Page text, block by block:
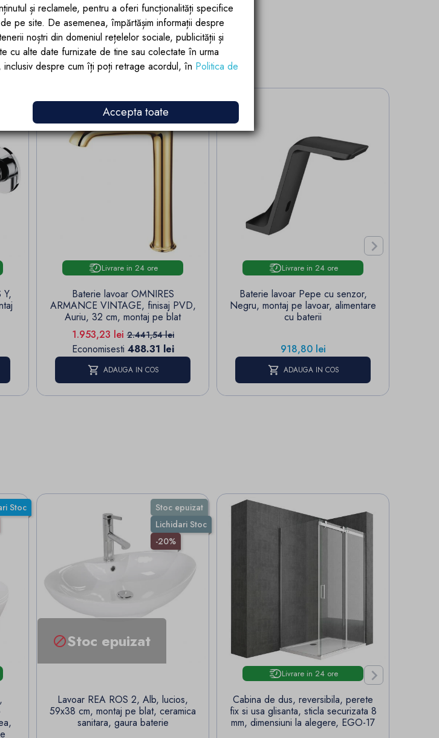
Lichidari Stoc
-20%
Livrare in 24 ore
Baterie lavoar OMNIRES
ARMANCE VINTAGE, finisaj PVD,
Auriu, 32 cm, montaj pe blat
Pret
1.953,23 leiPret de baza
2.441,54 lei
Economisesti 488.31 lei
ADAUGA IN COS
Livrare in 24 ore
Baterie lavoar Pepe cu senzor,
Negru, montaj pe lavoar, alimentare
cu baterii
Pret
918,80 lei
ADAUGA IN COS

Stoc
Stoc epuizat
Lichidari Stoc
-20%
Stoc epuizat
Lavoar REA ROS 2, Alb, lucios,
59x38 cm, montaj pe blat, ceramica
sanitara, gaura baterie
Livrare in 24 ore
Cabina de dus, reversibila, perete
fix si usa glisanta, sticla securizata 8
mm, dimensiuni la alegere, EGO-17

și reclamele, pentru a oferi funcționalități specifice
pe site. De asemenea, împărtășim informații despre
noștri din domeniul rețelelor sociale, publicității și
cu alte date furnizate de tine sau colectate în urma
inclusiv despre cum îți poți retrage acordul, în Politica de
Accepta toate